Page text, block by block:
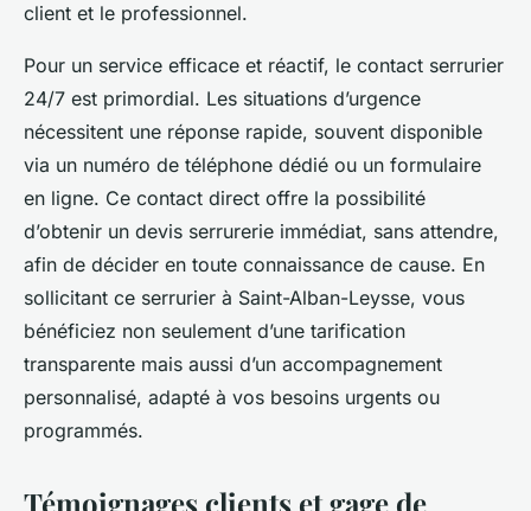
client et le professionnel.
Pour un service efficace et réactif, le contact serrurier
24/7 est primordial. Les situations d’urgence
nécessitent une réponse rapide, souvent disponible
via un numéro de téléphone dédié ou un formulaire
en ligne. Ce contact direct offre la possibilité
d’obtenir un devis serrurerie immédiat, sans attendre,
afin de décider en toute connaissance de cause. En
sollicitant ce serrurier à Saint-Alban-Leysse, vous
bénéficiez non seulement d’une tarification
transparente mais aussi d’un accompagnement
personnalisé, adapté à vos besoins urgents ou
programmés.
Témoignages clients et gage de